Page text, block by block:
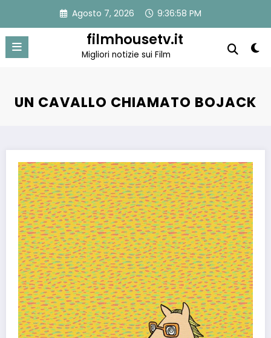
contenuto
Agosto 7, 2026 9:36:58 PM
filmhousetv.it
Migliori notizie sui Film
UN CAVALLO CHIAMATO BOJACK